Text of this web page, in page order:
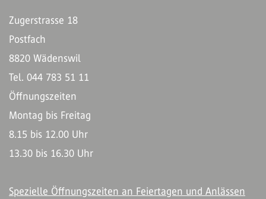
Zugerstrasse 18
Postfach
8820 Wädenswil
Tel. 044 783 51 11
Öffnungszeiten
Montag bis Freitag
8.15 bis 12.00 Uhr
13.30 bis 16.30 Uhr
Spezielle Öffnungszeiten an Feiertagen und Anlässen